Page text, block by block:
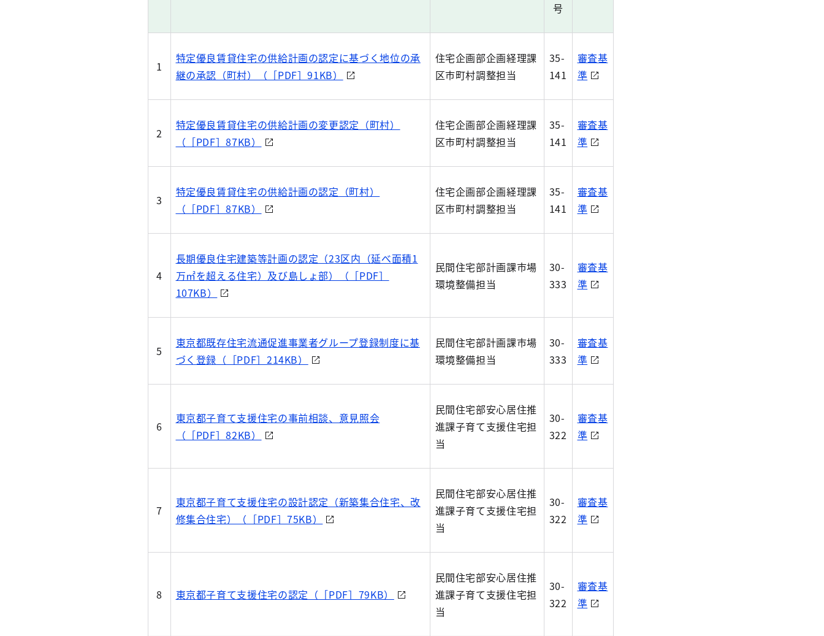
号
1
特定優良賃貸住宅の供給計画の認定に基づく地位の承
継の承認（町村）（［PDF］91KB）
住宅企画部企画経理課
区市町村調整担当
35-
141
審査基
準
2
特定優良賃貸住宅の供給計画の変更認定（町村）
（［PDF］87KB）
住宅企画部企画経理課
区市町村調整担当
35-
141
審査基
準
3
特定優良賃貸住宅の供給計画の認定（町村）
（［PDF］87KB）
住宅企画部企画経理課
区市町村調整担当
35-
141
審査基
準
4
長期優良住宅建築等計画の認定（23区内（延べ面積1
万㎡を超える住宅）及び島しょ部）（［PDF］
107KB）
民間住宅部計画課市場
環境整備担当
30-
333
審査基
準
5
東京都既存住宅流通促進事業者グループ登録制度に基
づく登録（［PDF］214KB）
民間住宅部計画課市場
環境整備担当
30-
333
審査基
準
6
東京都子育て支援住宅の事前相談、意見照会
（［PDF］82KB）
民間住宅部安心居住推
進課子育て支援住宅担
当
30-
322
審査基
準
7
東京都子育て支援住宅の設計認定（新築集合住宅、改
修集合住宅）（［PDF］75KB）
民間住宅部安心居住推
進課子育て支援住宅担
当
30-
322
審査基
準
8 東京都子育て支援住宅の認定（［PDF］79KB）
民間住宅部安心居住推
進課子育て支援住宅担
当
30-
322
審査基
準